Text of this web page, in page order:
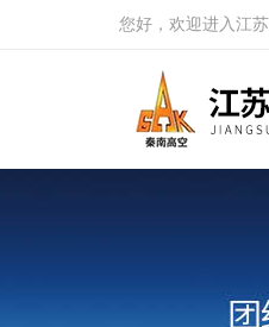
您好，欢迎进入江